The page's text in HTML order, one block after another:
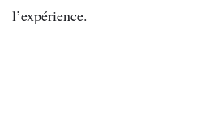
l’expérience.